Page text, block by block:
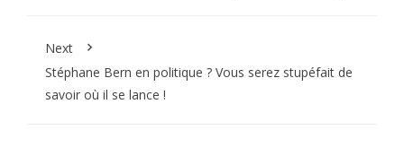
Next
Stéphane Bern en politique ? Vous serez stupéfait de
savoir où il se lance !